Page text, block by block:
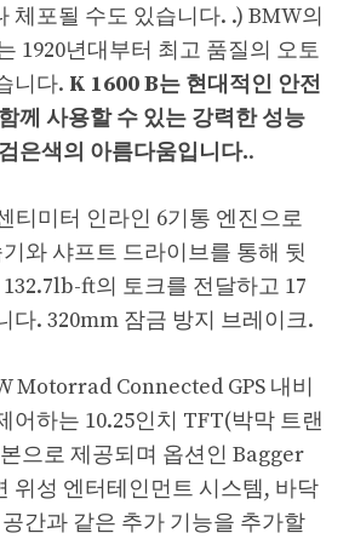
체포될 수도 있습니다. .) BMW의
1920년대부터 최고 품질의 오토
니다. K 1600 B는 현대적인 안전
께 사용할 수 있는 강력한 성능
은색의 아름다움입니다..
티미터 인라인 6기통 엔진으로
와 샤프트 드라이브를 통해 뒷
ft의 토크를 전달하고 17
다. 320mm 잠금 방지 브레이크.
Motorrad Connected GPS 내비
어하는 ​​10.25인치 TFT(박막 트랜
으로 제공되며 옵션인 Bagger
위성 엔터테인먼트 시스템, 바닥
간과 같은 추가 기능을 추가할